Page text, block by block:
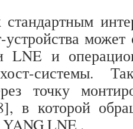
устройства может
LNE и
системы.
точку
в которой
LNE .